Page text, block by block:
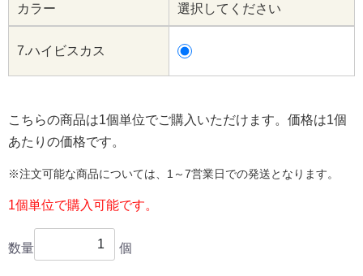
カラー 選択してください
7.ハイビスカス
こちらの商品は1個単位でご購入いただけます。価格は1個
あたりの価格です。
※注文可能な商品については、1～7営業日での発送となります。
1個単位で購入可能です。
数量 個